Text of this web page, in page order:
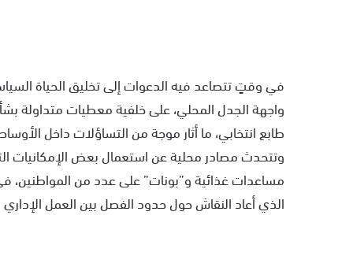
في وقتٍ تتصاعد فيه الدعوات إلى تخليق الحياة
واجهة الجدل المحلي، على خلفية معطيات متداولة
طابع انتخابي، ما أثار موجة من التساؤلات داخل
وتتحدث مصادر محلية عن استعمال بعض الإمكانيات
مساعدات غذائية و”بونات” على عدد من المواطنين،
الذي أعاد النقاش حول حدود الفصل بين العمل الإداري